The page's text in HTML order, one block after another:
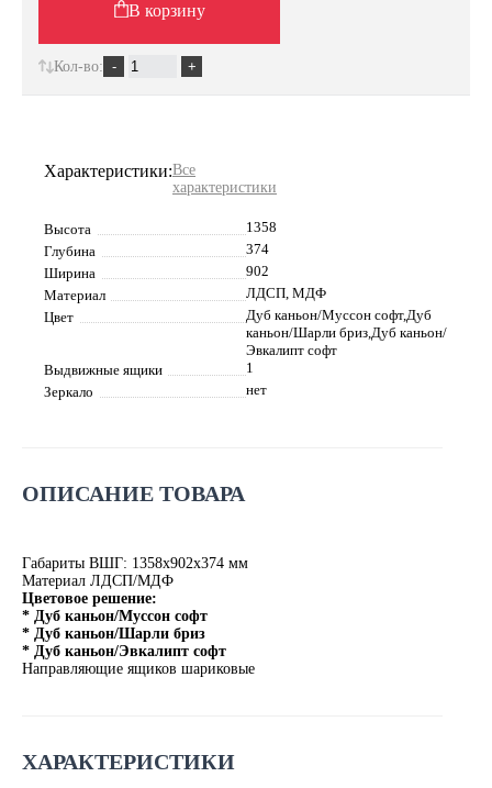
Характеристики:Все
характеристики
Высота
1358
Глубина
374
Ширина
902
Материал
ЛДСП, МДФ
Цвет
Дуб каньон/Муссон софт,Дуб
каньон/Шарли бриз,Дуб каньон/
Эвкалипт софт
Выдвижные ящики
1
Зеркало
нет
ОПИСАНИЕ ТОВАРА
Габариты ВШГ: 1358х902х374 мм
Материал ЛДСП/МДФ
Цветовое решение:
* Дуб каньон/Муссон софт
* Дуб каньон/Шарли бриз
* Дуб каньон/Эвкалипт софт
Направляющие ящиков шариковые
ХАРАКТЕРИСТИКИ
В корзину
Кол-во: